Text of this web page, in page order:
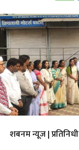
शबनम न्यूज | प्रतिनिधी